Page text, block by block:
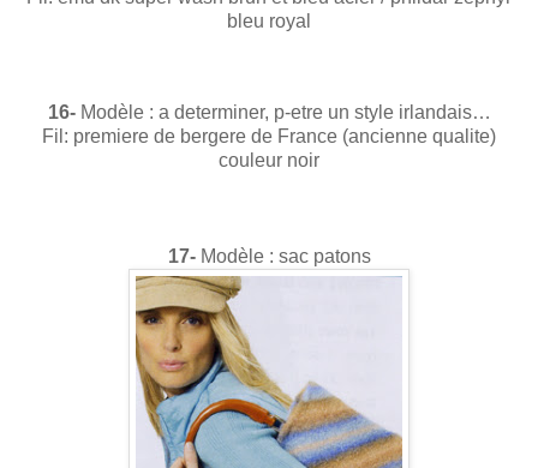
bleu royal
16-Modèle : a determiner, p-etre un style irlandais…
Fil: premiere de bergere de France (ancienne qualite)
couleur noir
17-Modèle : sac patons